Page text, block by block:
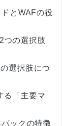
とWAFの役
つの選択肢
選択肢につ
る「主要マ
ックの特徴